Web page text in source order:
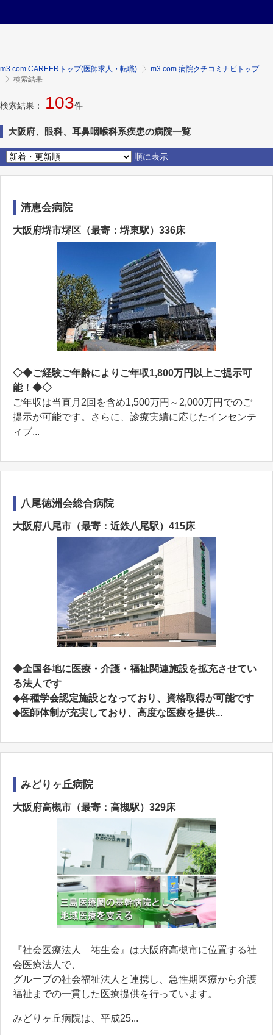
m3.com CAREERトップ(医師求人・転職)
m3.com 病院クチコミナビトップ
検索結果
検索結果： 103件
大阪府、眼科、耳鼻咽喉科系疾患の病院一覧
順に表示
清恵会病院
大阪府堺市堺区（最寄：堺東駅）336床
◇◆ご経験ご年齢によりご年収1,800万円以上ご提示可
能！◆◇
ご年収は当直月2回を含め1,500万円～2,000万円でのご
提示が可能です。さらに、診療実績に応じたインセンテ
ィブ...
八尾徳洲会総合病院
大阪府八尾市（最寄：近鉄八尾駅）415床
◆全国各地に医療・介護・福祉関連施設を拡充させてい
る法人です
◆各種学会認定施設となっており、資格取得が可能です
◆医師体制が充実しており、高度な医療を提供...
みどりヶ丘病院
大阪府高槻市（最寄：高槻駅）329床
『社会医療法人 祐生会』は大阪府高槻市に位置する社
会医療法人で、
グループの社会福祉法人と連携し、急性期医療から介護
福祉までの一貫した医療提供を行っています。
みどりヶ丘病院は、平成25...